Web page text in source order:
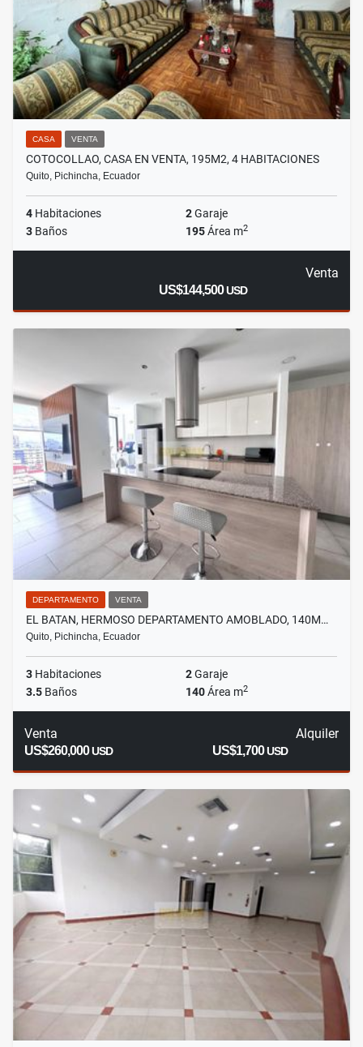
CASA VENTA
COTOCOLLAO, CASA EN VENTA, 195M2, 4 HABITACIONES
Quito, Pichincha, Ecuador
4 Habitaciones 2Garaje
3 Baños 195Área m2
Venta
US$144,500USD
DEPARTAMENTO VENTA
EL BATAN, HERMOSO DEPARTAMENTO AMOBLADO, 140M…
Quito, Pichincha, Ecuador
3 Habitaciones 2Garaje
3.5 Baños 140Área m2
Venta
US$260,000USD
Alquiler
US$1,700USD